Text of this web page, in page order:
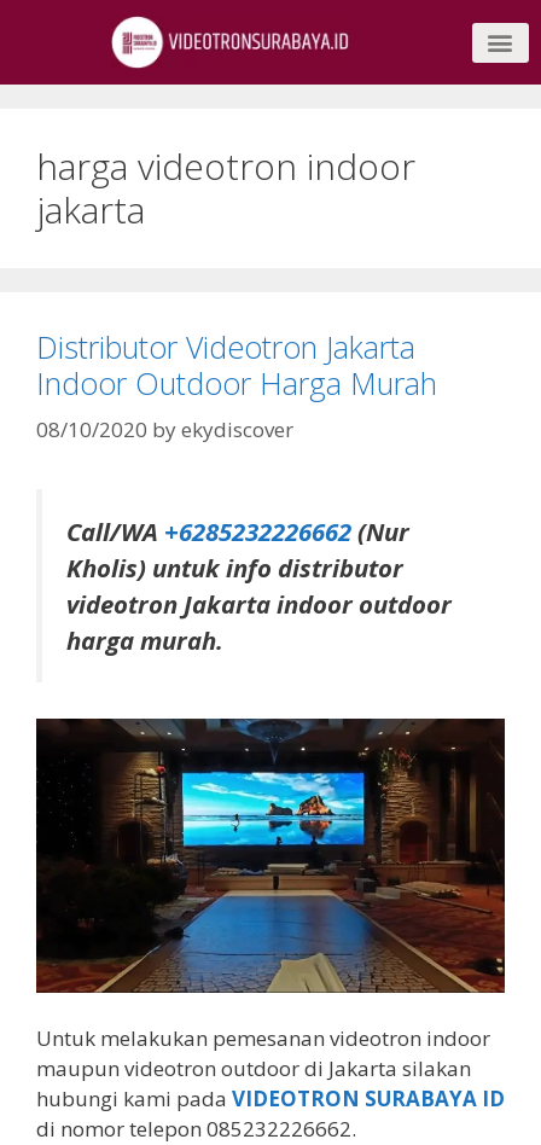
harga videotron indoor
jakarta
Distributor Videotron Jakarta
Indoor Outdoor Harga Murah
08/10/2020 byekydiscover
Call/WA +6285232226662(Nur
Kholis) untuk info distributor
videotron Jakarta indoor outdoor
harga murah.
Untuk melakukan pemesanan videotron indoor
maupun videotron outdoor di Jakarta silakan
hubungi kami pada VIDEOTRON SURABAYA ID
di nomor telepon 085232226662.